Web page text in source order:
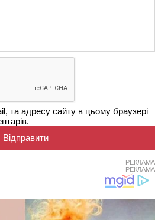
та адресу сайту в цьому браузері
РЕКЛАМА
РЕКЛАМА